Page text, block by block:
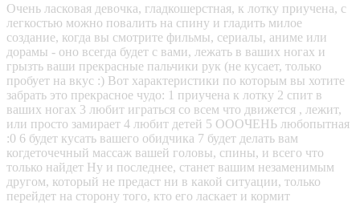
Очень ласковая девочка, гладкошерстная, к лотку приучена, с
легкостью можно повалить на спину и гладить милое
создание, когда вы смотрите фильмы, сериалы, аниме или
дорамы - оно всегда будет с вами, лежать в ваших ногах и
грызть ваши прекрасные пальчики рук (не кусает, только
пробует на вкус :) Вот характеристики по которым вы хотите
забрать это прекрасное чудо: 1 приучена к лотку 2 спит в
ваших ногах 3 любит играться со всем что движется , лежит,
или просто замирает 4 любит детей 5 ОООЧЕНЬ любопытная
:0 6 будет кусать вашего обидчика 7 будет делать вам
когдеточечный массаж вашей головы, спины, и всего что
только найдет Ну и последнее, станет вашим незаменимым
другом, который не предаст ни в какой ситуации, только
перейдет на сторону того, кто его ласкает и кормит